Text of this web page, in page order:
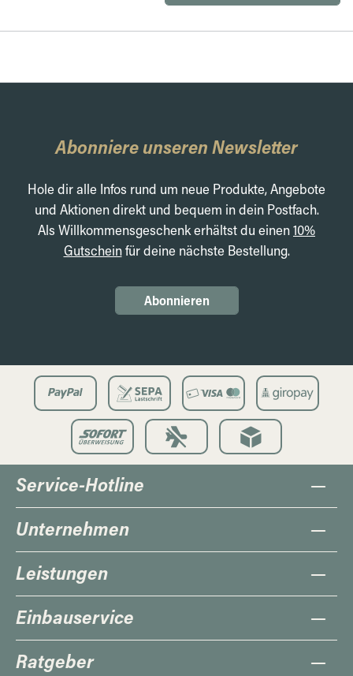
Abonniere unseren Newsletter
Hole dir alle Infos rund um neue Produkte, Angebote
und Aktionen direkt und bequem in dein Postfach.
Als Willkommensgeschenk erhältst du einen10%
Gutscheinfür deine nächste Bestellung.
Abonnieren
Service-Hotline
Unternehmen
Leistungen
Einbauservice
Ratgeber